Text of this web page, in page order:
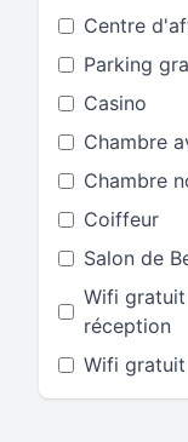
Centre
Parking
Casino
Chambre
Chambre
Coiffeur
Salon de
Wifi
réception
Wifi